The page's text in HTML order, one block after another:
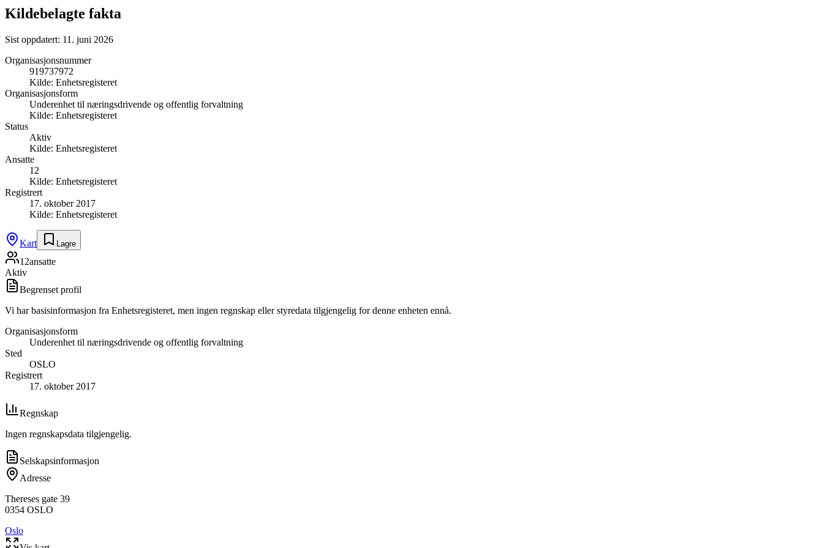
Kildebelagte fakta
Sist oppdatert: 11. juni 2026
Organisasjonsnummer
919737972
Kilde: Enhetsregisteret
Organisasjonsform
Underenhet til næringsdrivende og offentlig forvaltning
Kilde: Enhetsregisteret
Status
Aktiv
Kilde: Enhetsregisteret
Ansatte
12
Kilde: Enhetsregisteret
Registrert
17. oktober 2017
Kilde: Enhetsregisteret
Kart Lagre
12ansatte
Aktiv
Begrenset profil
Vi har basisinformasjon fra Enhetsregisteret, men ingen regnskap eller styredata tilgjengelig for denne enheten ennå.
Organisasjonsform
Underenhet til næringsdrivende og offentlig forvaltning
Sted
OSLO
Registrert
17. oktober 2017
Regnskap
Ingen regnskapsdata tilgjengelig.
Selskapsinformasjon
Adresse
Thereses gate 39
0354 OSLO
Oslo